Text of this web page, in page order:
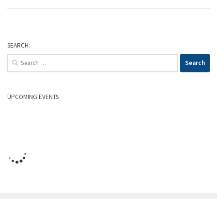
SEARCH:
Search
for:
UPCOMING EVENTS